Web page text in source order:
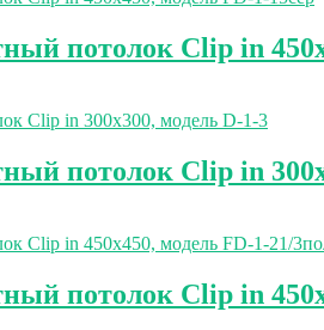
потолок Clip in
потолок Clip in
потолок Clip in